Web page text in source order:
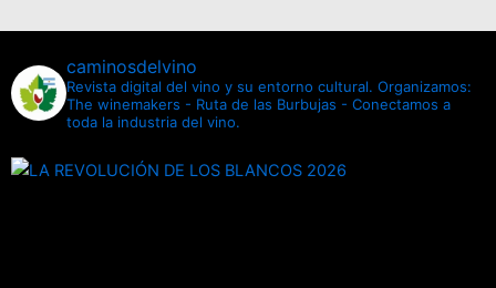
caminosdelvino
Revista digital del vino y su entorno cultural. Organizamos:
The winemakers - Ruta de las Burbujas - Conectamos a
toda la industria del vino.